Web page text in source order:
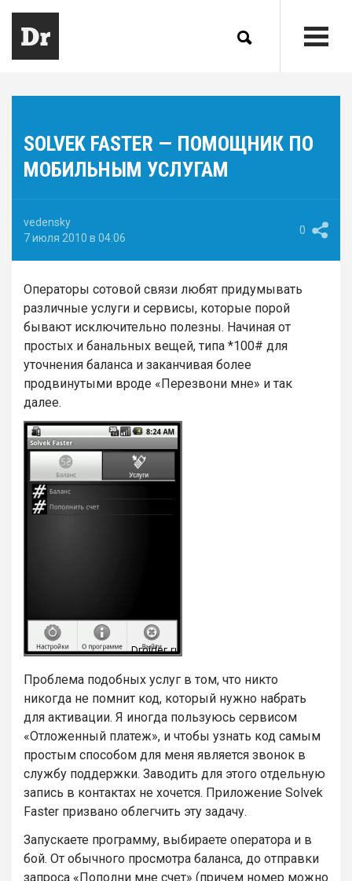
SOLVEK FASTER — ПОМОЩНИК ПО
МОБИЛЬНЫМ УСЛУГАМ
vedensky
7 июля 2010 в 04:06
0
Операторы сотовой связи любят придумывать
различные услуги и сервисы, которые порой
бывают исключительно полезны. Начиная от
простых и банальных вещей, типа *100# для
уточнения баланса и заканчивая более
продвинутыми вроде «Перезвони мне» и так
далее.
Проблема подобных услуг в том, что никто
никогда не помнит код, который нужно набрать
для активации. Я иногда пользуюсь сервисом
«Отложенный платеж», и чтобы узнать код самым
простым способом для меня является звонок в
службу поддержки. Заводить для этого отдельную
запись в контактах не хочется. Приложение Solvek
Faster призвано облегчить эту задачу.
Запускаете программу, выбираете оператора и в
бой. От обычного просмотра баланса, до отправки
запроса «Пополни мне счет» (причем номер можно